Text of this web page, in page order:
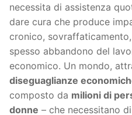
necessita di assistenza
dare cura che produce
cronico,
spesso abbandono del
economico. Un mondo,
diseguaglianze
composto da milioni di
donne – che necessitano